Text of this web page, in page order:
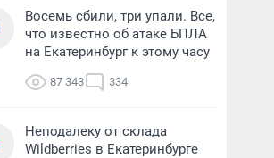
Восемь сбили, три упали. Все,
что известно об атаке БПЛА
на Екатеринбург к этому часу
87 343 334
Неподалеку от склада
Wildberries в Екатеринбурге